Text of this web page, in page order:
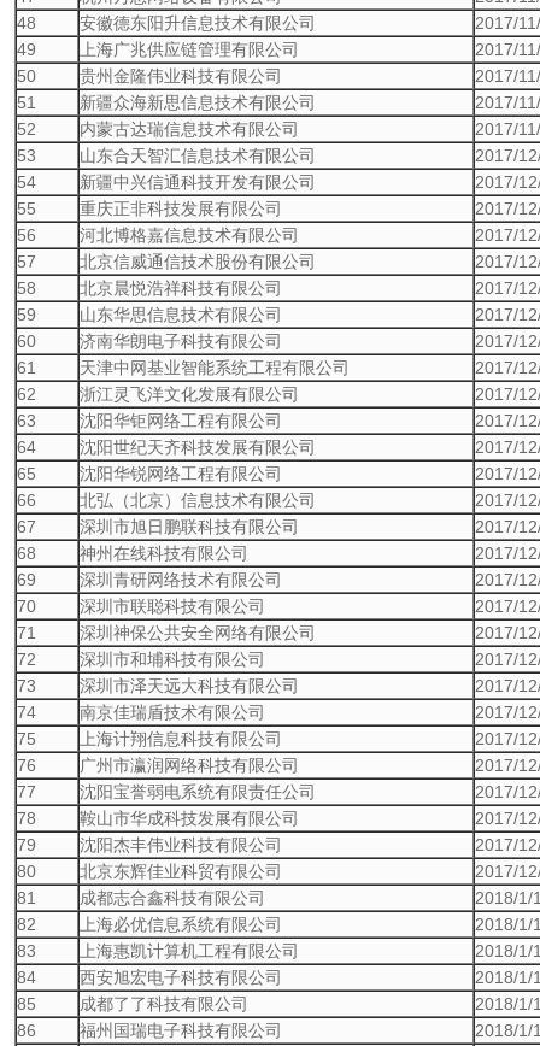
48
安徽德东阳升信息技术有限公司
2017/
49
上海广兆供应链管理有限公司
2017/
50
贵州金隆伟业科技有限公司
2017/
51
新疆众海新思信息技术有限公司
2017/
52
内蒙古达瑞信息技术有限公司
2017/
53
山东合天智汇信息技术有限公司
2017/
54
新疆中兴信通科技开发有限公司
2017/
55
重庆正非科技发展有限公司
2017/
56
河北博格嘉信息技术有限公司
2017/
57
北京信威通信技术股份有限公司
2017/
58
北京晨悦浩祥科技有限公司
2017/
59
山东华思信息技术有限公司
2017/
60
济南华朗电子科技有限公司
2017/
61
天津中网基业智能系统工程有限公司
2017/
62
浙江灵飞洋文化发展有限公司
2017/
63
沈阳华钜网络工程有限公司
2017/
64
沈阳世纪天齐科技发展有限公司
2017/
65
沈阳华锐网络工程有限公司
2017/
66
北弘（北京）信息技术有限公司
2017/
67
深圳市旭日鹏联科技有限公司
2017/
68
神州在线科技有限公司
2017/
69
深圳青研网络技术有限公司
2017/
70
深圳市联聪科技有限公司
2017/
71
深圳神保公共安全网络有限公司
2017/
72
深圳市和埔科技有限公司
2017/
73
深圳市泽天远大科技有限公司
2017/
74
南京佳瑞盾技术有限公司
2017/
75
上海计翔信息科技有限公司
2017/
76
广州市瀛润网络科技有限公司
2017/
77
沈阳宝誉弱电系统有限责任公司
2017/
78
鞍山市华成科技发展有限公司
2017/
79
沈阳杰丰伟业科技有限公司
2017/
80
北京东辉佳业科贸有限公司
2017/
81
成都志合鑫科技有限公司
2018/1/
82
上海必优信息系统有限公司
2018/1/
83
上海惠凯计算机工程有限公司
2018/1/
84
西安旭宏电子科技有限公司
2018/1/
85
成都了了科技有限公司
2018/1/
86
福州国瑞电子科技有限公司
2018/1/